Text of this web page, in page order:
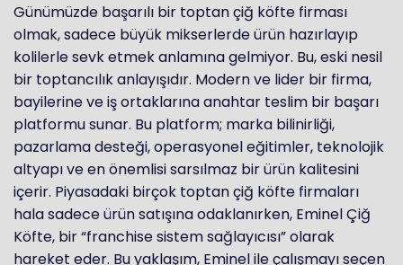
Günümüzde başarılı bir toptan çiğ köfte firması
olmak, sadece büyük mikserlerde ürün hazırlayıp
kolilerle sevk etmek anlamına gelmiyor. Bu, eski nesil
bir toptancılık anlayışıdır. Modern ve lider bir firma,
bayilerine ve iş ortaklarına anahtar teslim bir başarı
platformu sunar. Bu platform; marka bilinirliği,
pazarlama desteği, operasyonel eğitimler, teknolojik
altyapı ve en önemlisi sarsılmaz bir ürün kalitesini
içerir. Piyasadaki birçok toptan çiğ köfte firmaları
hala sadece ürün satışına odaklanırken, Eminel Çiğ
Köfte, bir “franchise sistem sağlayıcısı” olarak
hareket eder. Bu yaklaşım, Eminel ile çalışmayı seçen